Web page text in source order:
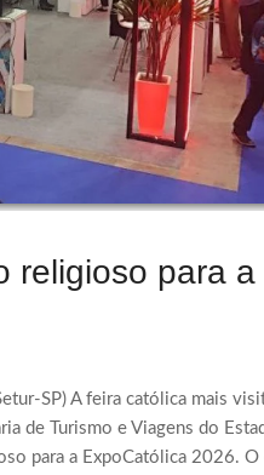
religioso para a
SP) A feira católica mais
de Turismo e Viagens do
para a ExpoCatólica 2026.